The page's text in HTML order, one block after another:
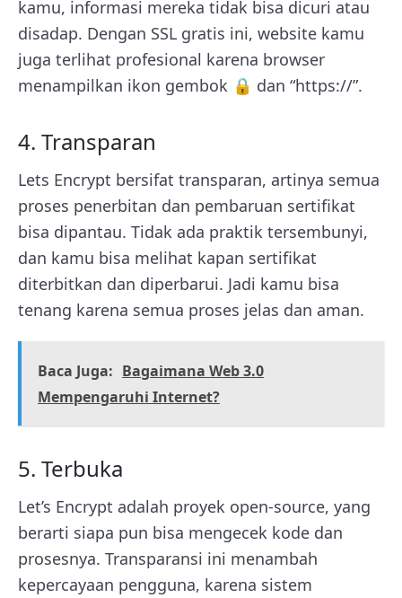
kamu, informasi mereka tidak bisa dicuri atau
disadap. Dengan SSL gratis ini, website kamu
juga terlihat profesional karena browser
menampilkan ikon gembok 🔒 dan “https://”.
4. Transparan
Lets Encrypt bersifat transparan, artinya semua
proses penerbitan dan pembaruan sertifikat
bisa dipantau. Tidak ada praktik tersembunyi,
dan kamu bisa melihat kapan sertifikat
diterbitkan dan diperbarui. Jadi kamu bisa
tenang karena semua proses jelas dan aman.
Baca Juga: Bagaimana Web 3.0
Mempengaruhi Internet?
5. Terbuka
Let’s Encrypt adalah proyek open-source, yang
berarti siapa pun bisa mengecek kode dan
prosesnya. Transparansi ini menambah
kepercayaan pengguna, karena sistem